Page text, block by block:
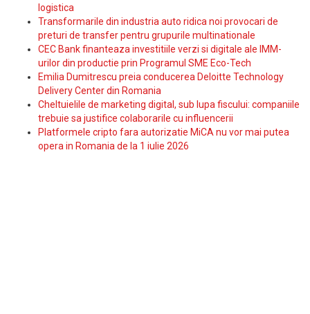
logistica
Transformarile din industria auto ridica noi provocari de
preturi de transfer pentru grupurile multinationale
CEC Bank finanteaza investitiile verzi si digitale ale IMM-
urilor din productie prin Programul SME Eco-Tech
Emilia Dumitrescu preia conducerea Deloitte Technology
Delivery Center din Romania
Cheltuielile de marketing digital, sub lupa fiscului: companiile
trebuie sa justifice colaborarile cu influencerii
Platformele cripto fara autorizatie MiCA nu vor mai putea
opera in Romania de la 1 iulie 2026